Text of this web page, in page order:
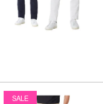
SALE